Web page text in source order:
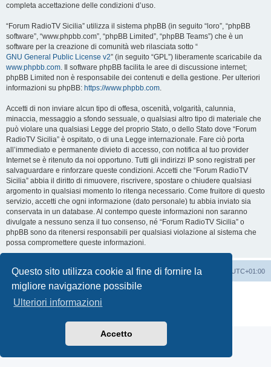
Questo sito utilizza cookie al fine di fornire la
migliore navigazione possibile
Ulteriori informazioni
Accetto
completa accettazione delle condizioni d’uso.
“Forum RadioTV Sicilia” utilizza il sistema phpBB (in seguito “loro”, “phpBB
software”, “www.phpbb.com”, “phpBB Limited”, “phpBB Teams”) che è un
software per la creazione di comunità web rilasciata sotto “
GNU General Public License v2” (in seguito “GPL”) liberamente scaricabile da
www.phpbb.com. Il software phpBB facilita le aree di discussione internet;
phpBB Limited non è responsabile dei contenuti e della gestione. Per ulteriori
informazioni su phpBB: https://www.phpbb.com.
Accetti di non inviare alcun tipo di offesa, oscenità, volgarità, calunnia,
minaccia, messaggio a sfondo sessuale, o qualsiasi altro tipo di materiale che
può violare una qualsiasi Legge del proprio Stato, o dello Stato dove “Forum
RadioTV Sicilia” è ospitato, o di una Legge internazionale. Fare ciò porta
all’immediato e permanente divieto di accesso, con notifica al tuo provider
Internet se è ritenuto da noi opportuno. Tutti gli indirizzi IP sono registrati per
salvaguardare e rinforzare queste condizioni. Accetti che “Forum RadioTV
Sicilia” abbia il diritto di rimuovere, riscrivere, spostare o chiudere qualsiasi
argomento in qualsiasi momento lo ritenga necessario. Come fruitore di questo
servizio, accetti che ogni informazione (dato personale) tu abbia inviato sia
conservata in un database. Al contempo queste informazioni non saranno
divulgate a nessuno senza il tuo consenso, né “Forum RadioTV Sicilia” o
phpBB sono da ritenersi responsabili per qualsiasi violazione al sistema che
possa compromettere queste informazioni.
Indice Tutti gli orari sono UTC+01:00
Cancella cookie
Contattaci
Creato da phpBB
Traduzione Italiana